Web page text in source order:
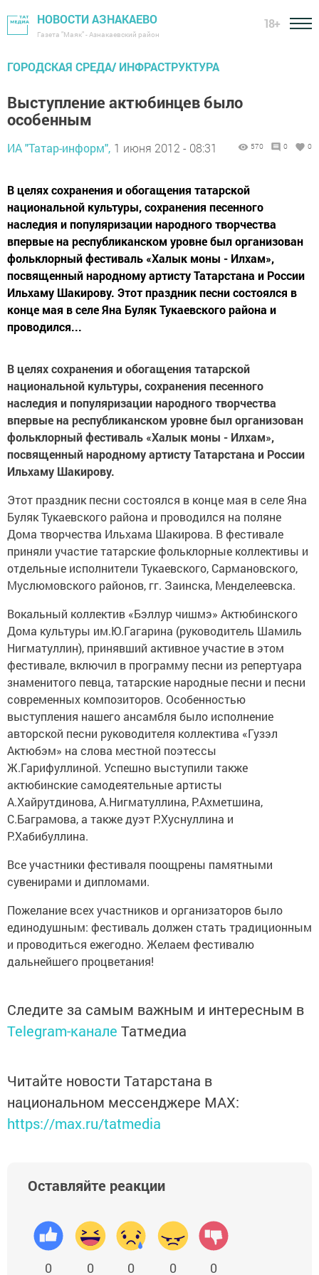
НОВОСТИ АЗНАКАЕВО
Газета "Маяк" - Азнакаевский район
18+
ГОРОДСКАЯ СРЕДА/ ИНФРАСТРУКТУРА
Выступление актюбинцев было
особенным
ИА "Татар-информ", 1 июня 2012 - 08:31 570 0 0
В целях сохранения и обогащения татарской
национальной культуры, сохранения песенного
наследия и популяризации народного творчества
впервые на республиканском уровне был организован
фольклорный фестиваль «Халык моны - Илхам»,
посвященный народному артисту Татарстана и России
Ильхаму Шакирову. Этот праздник песни состоялся в
конце мая в селе Яна Буляк Тукаевского района и
проводился...
В целях сохранения и обогащения татарской
национальной культуры, сохранения песенного
наследия и популяризации народного творчества
впервые на республиканском уровне был организован
фольклорный фестиваль «Халык моны - Илхам»,
посвященный народному артисту Татарстана и России
Ильхаму Шакирову.
Этот праздник песни состоялся в конце мая в селе Яна
Буляк Тукаевского района и проводился на поляне
Дома творчества Ильхама Шакирова. В фестивале
приняли участие татарские фольклорные коллективы и
отдельные исполнители Тукаевского, Сармановского,
Муслюмовского районов, гг. Заинска, Менделеевска.
Вокальный коллектив «Бэллур чишмэ» Актюбинского
Дома культуры им.Ю.Гагарина (руководитель Шамиль
Нигматуллин), принявший активное участие в этом
фестивале, включил в программу песни из репертуара
знаменитого певца, татарские народные песни и песни
современных композиторов. Особенностью
выступления нашего ансамбля было исполнение
авторской песни руководителя коллектива «Гузэл
Актюбэм» на слова местной поэтессы
Ж.Гарифуллиной. Успешно выступили также
актюбинские самодеятельные артисты
А.Хайрутдинова, А.Нигматуллина, Р.Ахметшина,
С.Баграмова, а также дуэт Р.Хуснуллина и
Р.Хабибуллина.
Все участники фестиваля поощрены памятными
сувенирами и дипломами.
Пожелание всех участников и организаторов было
единодушным: фестиваль должен стать традиционным
и проводиться ежегодно. Желаем фестивалю
дальнейшего процветания!
Следите за самым важным и интересным в
Telegram-канале Татмедиа
Читайте новости Татарстана в
национальном мессенджере MАХ:
https://max.ru/tatmedia
Оставляйте реакции
0 0 0 0 0